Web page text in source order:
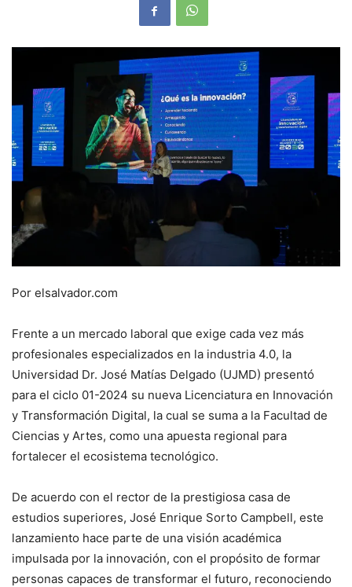
Por elsalvador.com
Frente a un mercado laboral que exige cada vez más
profesionales especializados en la industria 4.0, la
Universidad Dr. José Matías Delgado (UJMD) presentó
para el ciclo 01-2024 su nueva Licenciatura en Innovación
y Transformación Digital, la cual se suma a la Facultad de
Ciencias y Artes, como una apuesta regional para
fortalecer el ecosistema tecnológico.
De acuerdo con el rector de la prestigiosa casa de
estudios superiores, José Enrique Sorto Campbell, este
lanzamiento hace parte de una visión académica
impulsada por la innovación, con el propósito de formar
personas capaces de transformar el futuro, reconociendo